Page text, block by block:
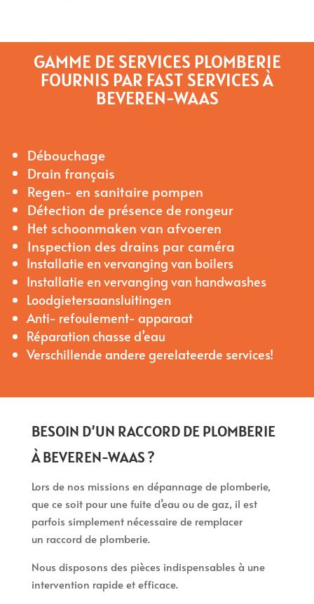
GAMME DE SERVICES PLOMBERIE
FOURNIS PAR FAST SERVICES À
BEVEREN-WAAS
Débouchage
Drain français
Regen- en sanitaire pompen
Détection de présence de rongeur
Het schoonmaken van afvoeren
Inspection des drains par caméra
Installatie en vervanging van boilers
Installatie en vervanging van handwashes
Loodgietersaansluitingen
Anti- refoulement- apparaat
Réparation chasse d’eau
Verschillende andere gerelateerde services!
BESOIN D’UN RACCORD DE PLOMBERIE
À BEVEREN-WAAS ?
Lors de nos missions en dépannage de plomberie,
que ce soit pour une fuite d’eau ou de gaz, il est
parfois simplement nécessaire de remplacer
un raccord de plomberie.
Nous disposons des pièces indispensables à une
intervention rapide et efficace.